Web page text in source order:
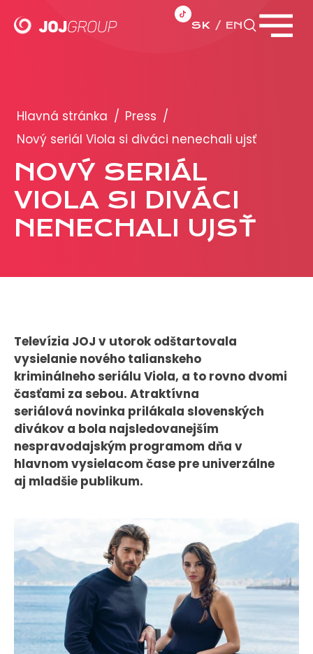
SK EN
Brandy
Produkty
PRODUKCIA
REKLAMA
O NÁS
Tím
Kariéra
PRESS
Tlačové správy
VEREJNÉ VYSIELANIE MS 2026
KONTAKT
Hlavná stránka / Press /
Nový seriál Viola si diváci nenechali ujsť
NOVÝ SERIÁL
VIOLA SI DIVÁCI
NENECHALI UJSŤ
Televízia JOJ v utorok odštartovala
vysielanie nového talianskeho
kriminálneho seriálu Viola, a to rovno dvomi
časťami za sebou. Atraktívna
seriálová novinka prilákala slovenských
divákov a bola najsledovanejším
nespravodajským programom dňa v
hlavnom vysielacom čase pre univerzálne
aj mladšie publikum.